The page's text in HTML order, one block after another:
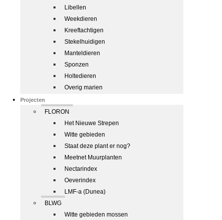
Libellen
Weekdieren
Kreeftachtigen
Stekelhuidigen
Manteldieren
Sponzen
Holtedieren
Overig marien
Projecten
FLORON
Het Nieuwe Strepen
Witte gebieden
Staat deze plant er nog?
Meetnet Muurplanten
Nectarindex
Oeverindex
LMF-a (Dunea)
BLWG
Witte gebieden mossen